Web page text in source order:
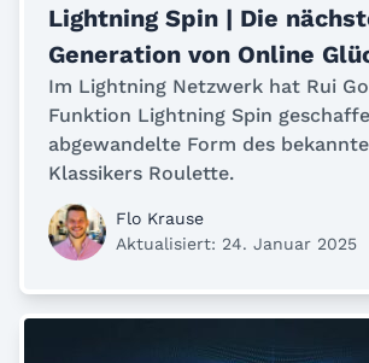
Lightning Spin | Die
Generation von Online
Im Lightning Netzwerk hat Rui
Funktion Lightning Spin
abgewandelte Form des
Klassikers Roulette.
Flo Krause
Aktualisiert: 24. Januar 2025